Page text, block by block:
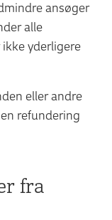
ansøger
alle
yderligere
eller andre
refundering
fra